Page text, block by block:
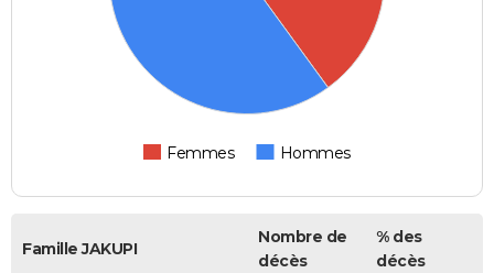
Femmes Hommes
Famille JAKUPI
Nombre de
décès
% des
décès